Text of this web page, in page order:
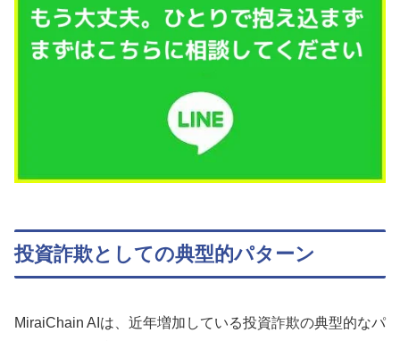
投資詐欺としての典型的パターン
MiraiChain AIは、近年増加している投資詐欺の典型的なパ